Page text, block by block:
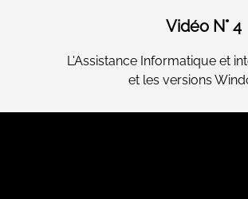
Vidéo N° 4
L'Assistance Informatique et
et les versions